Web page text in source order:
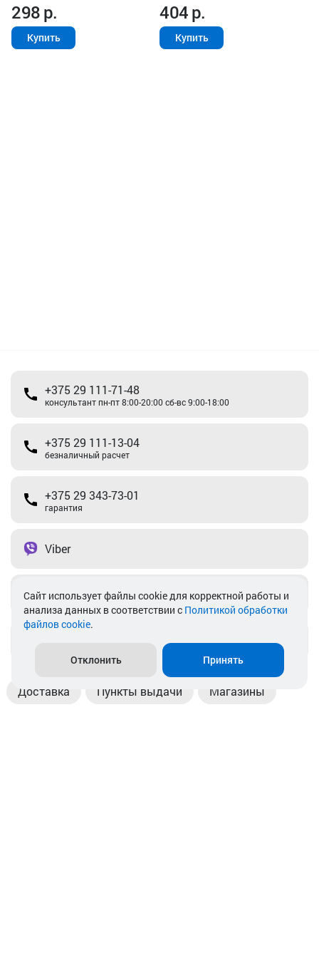
298р.
Купить
404р.
Купить
+375 29 111-71-48
консультант пн-пт 8:00-20:00 сб-вс 9:00-18:00
+375 29 111-13-04
безналичный расчет
+375 29 343-73-01
гарантия
Viber
Telegram
Доставка Пункты выдачи Магазины
Cайт использует файлы cookie для корректной работы и
анализа данных в соответствии с Политикой обработки
файлов cookie.
Отклонить Принять